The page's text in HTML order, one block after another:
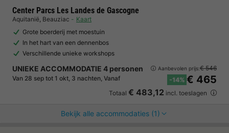
Center Parcs Les Landes de Gascogne
Aquitanië, Beauziac
Kaart
Grote boerderij met moestuin
In het hart van een dennenbos
Verschillende unieke workshops
UNIEKE ACCOMMODATIE 4 personen
Van 28 sep tot 1 okt, 3 nachten, Vanaf
Aanbevolen prijs:€ 546
-14% € 465
Totaal € 483,12 incl. toeslagen
Bekijk alle accommodaties (1)